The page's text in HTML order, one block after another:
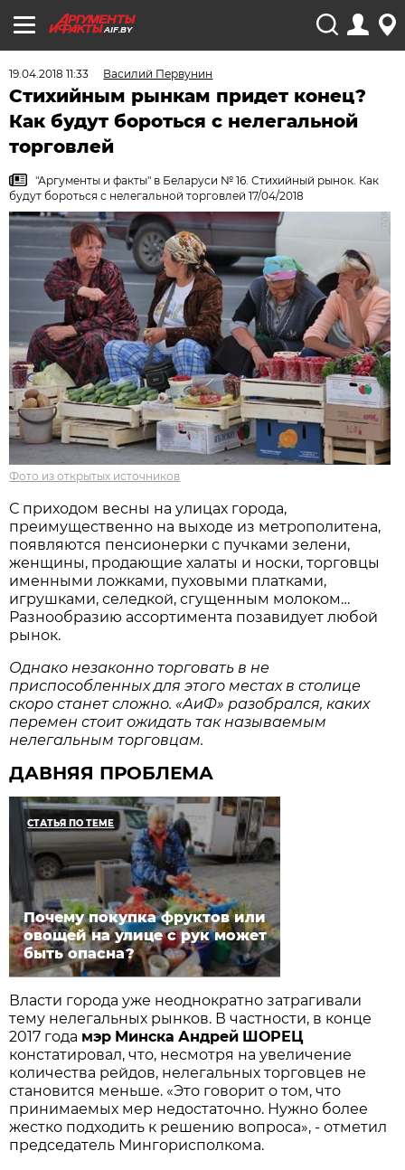
AIF.BY
19.04.2018 11:33 Василий Первунин
Стихийным рынкам придет конец?
Как будут бороться с нелегальной
торговлей
"Аргументы и факты" в Беларуси № 16. Стихийный рынок. Как
будут бороться с нелегальной торговлей 17/04/2018
Фото из открытых источников
С приходом весны на улицах города,
преимущественно на выходе из метрополитена,
появляются пенсионерки с пучками зелени,
женщины, продающие халаты и носки, торговцы
именными ложками, пуховыми платками,
игрушками, селедкой, сгущенным молоком…
Разнообразию ассортимента позавидует любой
рынок.
Однако незаконно торговать в не
приспособленных для этого местах в столице
скоро станет сложно. «АиФ» разобрался, каких
перемен стоит ожидать так называемым
нелегальным торговцам.
ДАВНЯЯ ПРОБЛЕМА
СТАТЬЯ ПО ТЕМЕ
Почему покупка фруктов или
овощей на улице с рук может
быть опасна?
Власти города уже неоднократно затрагивали
тему нелегальных рынков. В частности, в конце
2017 года мэр Минска Андрей ШОРЕЦ
констатировал, что, несмотря на увеличение
количества рейдов, нелегальных торговцев не
становится меньше. «Это говорит о том, что
принимаемых мер недостаточно. Нужно более
жестко подходить к решению вопроса», - отметил
председатель Мингорисполкома.